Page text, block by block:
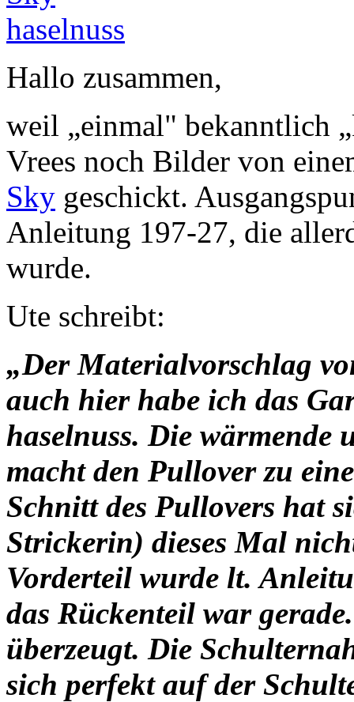
Hallo zusammen,
weil „einmal" bekanntlich
Vrees noch Bilder von
Sky geschickt.
Anleitung 197-27, die
wurde.
Ute schreibt:
„Der Materialvorschlag
auch hier habe ich das
haselnuss. Die
macht den Pullover zu
Schnitt des Pullovers hat
Strickerin) dieses Mal
Vorderteil wurde lt.
das Rückenteil war
überzeugt. Die
sich perfekt auf der